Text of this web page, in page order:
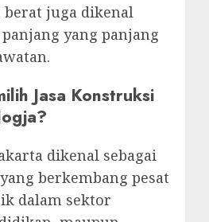
juga dikenal
yang panjang
Jasa Konstruksi
dikenal sebagai
berkembang pesat
dalam sektor